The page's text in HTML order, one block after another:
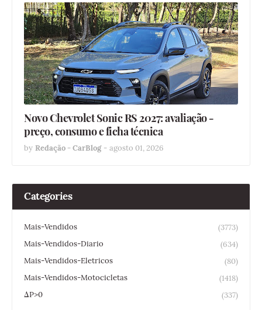
Novo Chevrolet Sonic RS 2027: avaliação -
preço, consumo e ficha técnica
by Redação - CarBlog - agosto 01, 2026
Categories
Mais-Vendidos
(3773)
Mais-Vendidos-Diario
(634)
Mais-Vendidos-Eletricos
(80)
Mais-Vendidos-Motocicletas
(1418)
ΔP>0
(337)